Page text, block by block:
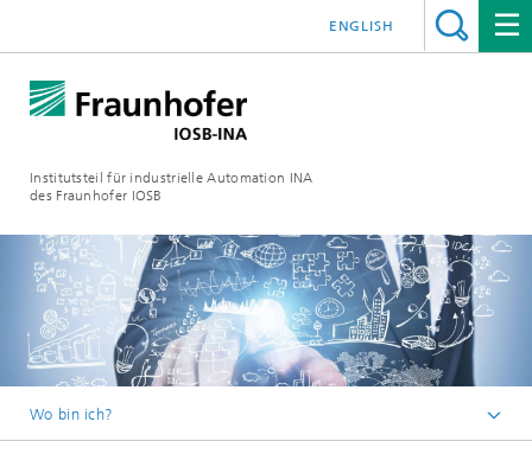
Institutsteil für industrielle Automation INA
des Fraunhofer IOSB
ENGLISH
Wo bin ich?